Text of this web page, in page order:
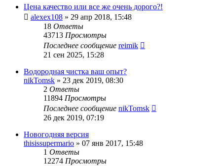
Цена качество или все же очень дорого?!
alexex108 » 29 апр 2018, 15:48
18 Ответы
43713 Просмотры
Последнее сообщение reimik
21 сен 2025, 15:28
Водородная чистка ваш опыт?
nikTomsk » 23 дек 2019, 08:30
2 Ответы
11894 Просмотры
Последнее сообщение nikTomsk
26 дек 2019, 07:19
Новогодняя версия
thisissupermario » 07 янв 2017, 15:48
1 Ответы
12274 Просмотры